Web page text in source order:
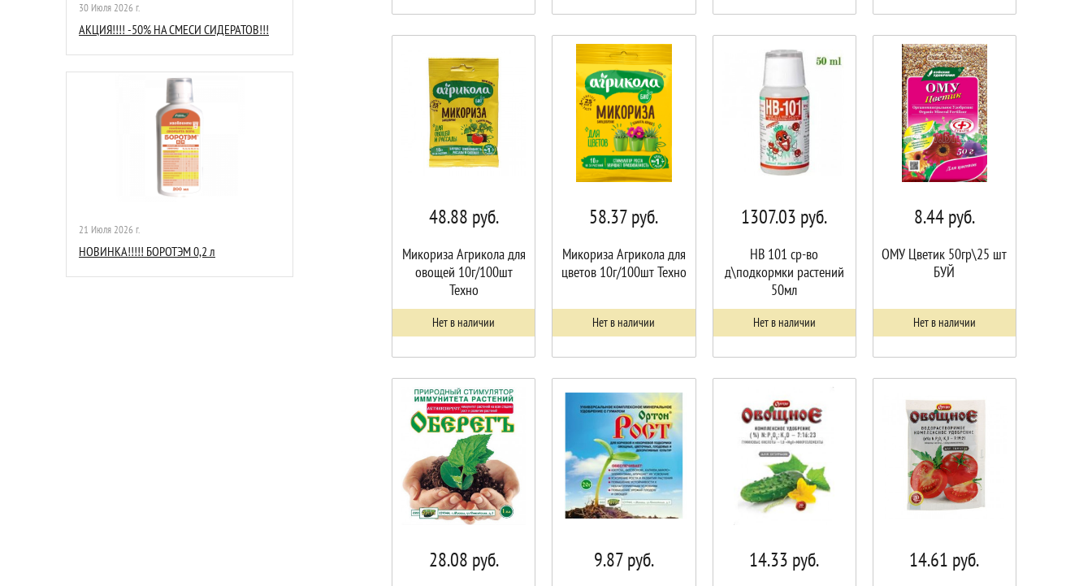
30 Июля 2026 г.
АКЦИЯ!!!! -50% НА СМЕСИ СИДЕРАТОВ!!!
21 Июля 2026 г.
НОВИНКА!!!!! БОРОТЭМ 0,2 л
48.88 руб.
Микориза Агрикола для
овощей 10г/100шт
Техно
Нет в наличии
58.37руб.
Микориза Агрикола для
цветов 10г/100шт Техно
Нет в наличии
1307.03 руб.
НВ 101 ср-во
д\подкормки растений
50мл
Нет в наличии
8.44руб.
ОМУ Цветик 50гр\25 шт
БУЙ
Нет в наличии
28.08 руб. 9.87руб. 14.33 руб. 14.61 руб.